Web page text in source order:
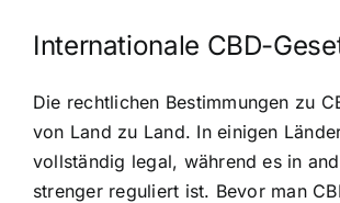
Internationale CBD-
Die rechtlichen Bestimmungen zu
von Land zu Land. In einigen
vollständig legal, während es in
strenger reguliert ist. Bevor man